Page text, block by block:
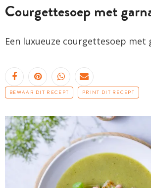
Courgettesoep met
Een luxueuze courgettesoep met
BEWAAR DIT RECEPT PRINT DIT RECEPT